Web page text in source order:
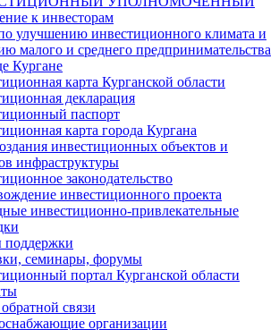
к инвесторам
улучшению инвестиционного климата и
малого и среднего предпринимательства
Кургане
карта Курганской области
декларация
паспорт
карта города Кургана
инвестиционных объектов и
инфраструктуры
законодательство
инвестиционного проекта
инвестиционно-привлекательные
семинары, форумы
портал Курганской области
связи
организации